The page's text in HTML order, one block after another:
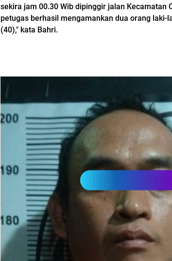
sekira jam 00.30 Wib dipinggir jalan Kecamatan
petugas berhasil mengamankan dua orang laki-
(40)," kata Bahri.